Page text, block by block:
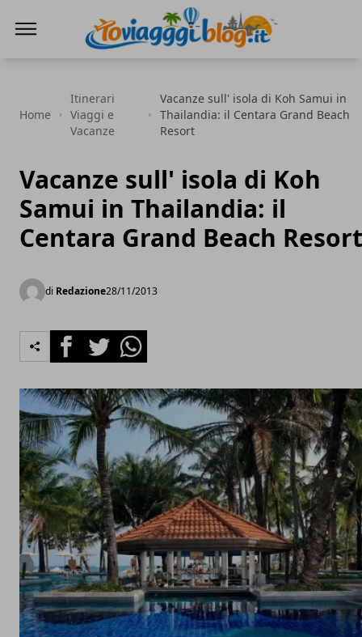
Home
Itinerari
Viaggi e
Vacanze
Vacanze sull' isola di Koh Samui in
Thailandia: il Centara Grand Beach
Resort
Vacanze sull' isola di Koh
Samui in Thailandia: il
Centara Grand Beach Resort
di Redazione28/11/2013
FacebookTwitterWhatsapp